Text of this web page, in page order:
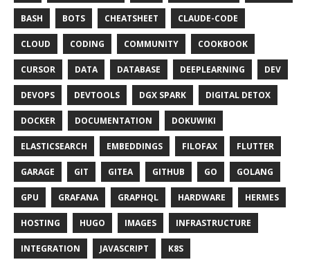
BASH BOTS CHEATSHEET CLAUDE-CODE
CLOUD CODING COMMUNITY COOKBOOK
CURSOR DATA DATABASE DEEPLEARNING DEV
DEVOPS DEVTOOLS DGX SPARK DIGITAL DETOX
DOCKER DOCUMENTATION DOKUWIKI
ELASTICSEARCH EMBEDDINGS FILOFAX FLUTTER
GARAGE GIT GITEA GITHUB GO GOLANG
GPU GRAFANA GRAPHQL HARDWARE HERMES
HOSTING HUGO IMAGES INFRASTRUCTURE
INTEGRATION JAVASCRIPT K8S